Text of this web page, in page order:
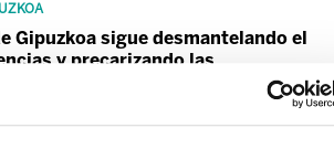
Gipuzkoa sigue desmantelando el
y precarizando las